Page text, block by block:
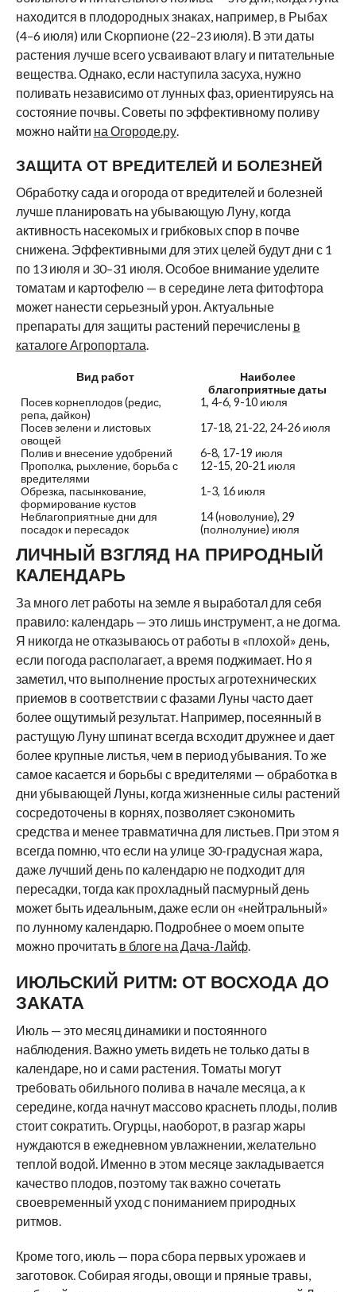
находится в плодородных знаках, например, в Рыбах
(4–6 июля) или Скорпионе (22–23 июля). В эти даты
растения лучше всего усваивают влагу и питательные
вещества. Однако, если наступила засуха, нужно
поливать независимо от лунных фаз, ориентируясь на
состояние почвы. Советы по эффективному поливу
можно найти на Огороде.ру.
ЗАЩИТА ОТ ВРЕДИТЕЛЕЙ И БОЛЕЗНЕЙ
Обработку сада и огорода от вредителей и болезней
лучше планировать на убывающую Луну, когда
активность насекомых и грибковых спор в почве
снижена. Эффективными для этих целей будут дни с 1
по 13 июля и 30–31 июля. Особое внимание уделите
томатам и картофелю — в середине лета фитофтора
может нанести серьезный урон. Актуальные
препараты для защиты растений перечислены в
каталоге Агропортала.
Вид работ
Наиболее
благоприятные даты
Посев корнеплодов (редис,
репа, дайкон)
1, 4-6, 9-10 июля
Посев зелени и листовых
овощей
17-18, 21-22, 24-26 июля
Полив и внесение удобрений
6-8, 17-19 июля
Прополка, рыхление, борьба с
вредителями
12-15, 20-21 июля
Обрезка, пасынкование,
формирование кустов
1-3, 16 июля
Неблагоприятные дни для
посадок и пересадок
14 (новолуние), 29
(полнолуние) июля
ЛИЧНЫЙ ВЗГЛЯД НА ПРИРОДНЫЙ
КАЛЕНДАРЬ
За много лет работы на земле я выработал для себя
правило: календарь — это лишь инструмент, а не догма.
Я никогда не отказываюсь от работы в «плохой» день,
если погода располагает, а время поджимает. Но я
заметил, что выполнение простых агротехнических
приемов в соответствии с фазами Луны часто дает
более ощутимый результат. Например, посеянный в
растущую Луну шпинат всегда всходит дружнее и дает
более крупные листья, чем в период убывания. То же
самое касается и борьбы с вредителями — обработка в
дни убывающей Луны, когда жизненные силы растений
сосредоточены в корнях, позволяет сэкономить
средства и менее травматична для листьев. При этом я
всегда помню, что если на улице 30-градусная жара,
даже лучший день по календарю не подходит для
пересадки, тогда как прохладный пасмурный день
может быть идеальным, даже если он «нейтральный»
по лунному календарю. Подробнее о моем опыте
можно прочитать в блоге на Дача-Лайф.
ИЮЛЬСКИЙ РИТМ: ОТ ВОСХОДА ДО
ЗАКАТА
Июль — это месяц динамики и постоянного
наблюдения. Важно уметь видеть не только даты в
календаре, но и сами растения. Томаты могут
требовать обильного полива в начале месяца, а к
середине, когда начнут массово краснеть плоды, полив
стоит сократить. Огурцы, наоборот, в разгар жары
нуждаются в ежедневном увлажнении, желательно
теплой водой. Именно в этом месяце закладывается
качество плодов, поэтому так важно сочетать
своевременный уход с пониманием природных
ритмов.
Кроме того, июль — пора сбора первых урожаев и
заготовок. Собирая ягоды, овощи и пряные травы,